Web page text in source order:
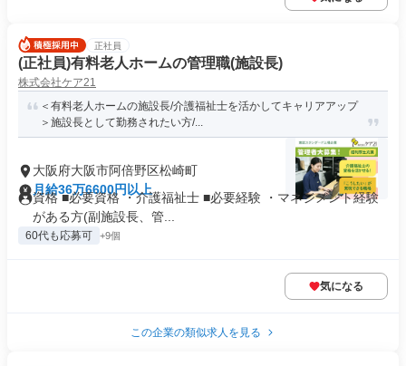
正社員
(正社員)有料老人ホームの管理職(施設長)
株式会社ケア21
＜有料老人ホームの施設長/介護福祉士を活かしてキャリアアップ
＞施設長として勤務されたい方/...
大阪府大阪市阿倍野区松崎町
月給36万6600円以上
資格 ■必要資格 ・介護福祉士 ■必要経験 ・マネジメント経験
がある方(副施設長、管...
60代も応募可 +9個
気になる
この企業の類似求人を見る